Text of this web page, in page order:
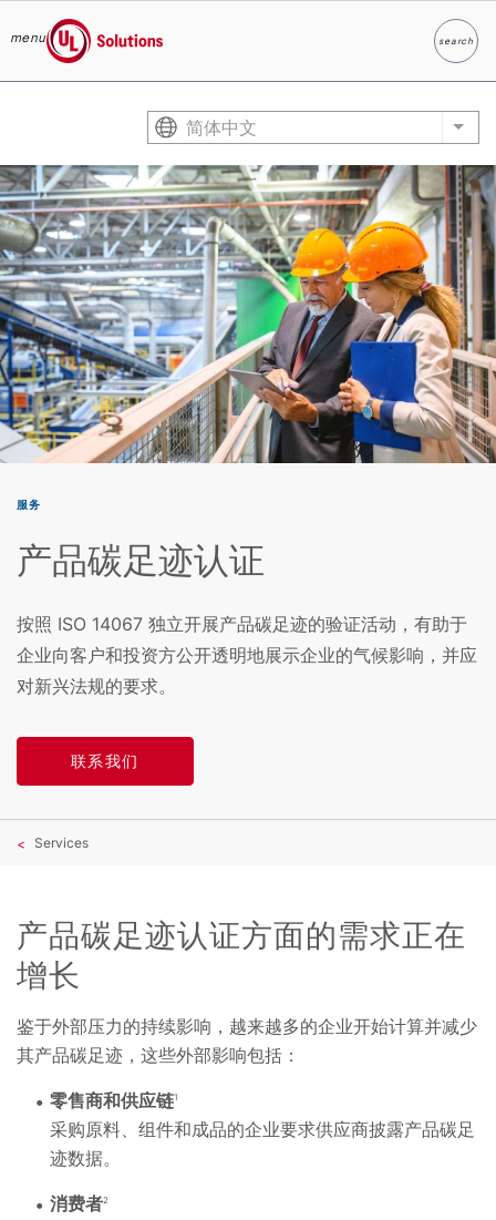
menu
UL Solutions
searchSearch
简体中文 List
服务
产品碳足迹认证
按照 ISO 14067 独立开展产品碳足迹的验证活动，有助于
企业向客户和投资方公开透明地展示企业的气候影响，并应
对新兴法规的要求。
联系我们
Services
产品碳足迹认证方面的需求正在
增长
鉴于外部压力的持续影响，越来越多的企业开始计算并减少
其产品碳足迹，这些外部影响包括：
零售商和供应链1
采购原料、组件和成品的企业要求供应商披露产品碳足
迹数据。
消费者2